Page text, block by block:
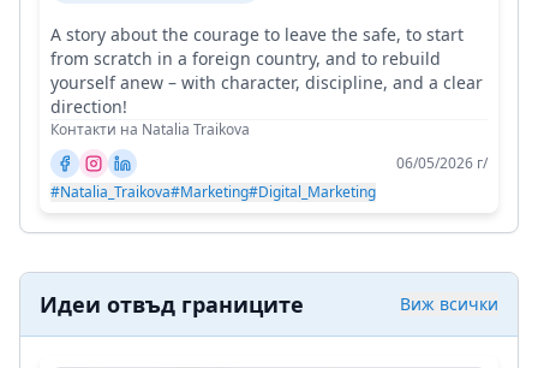
A story about the courage to leave the safe, to start
from scratch in a foreign country, and to rebuild
yourself anew – with character, discipline, and a clear
direction!
Контакти на Natalia Traikova
06/05/2026 г/
#Natalia_Traikova#Marketing#Digital_Marketing
Идеи отвъд границите Виж всички